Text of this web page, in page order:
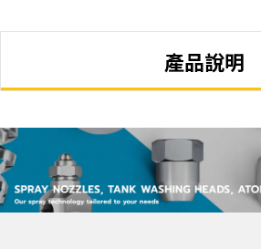
產品說明